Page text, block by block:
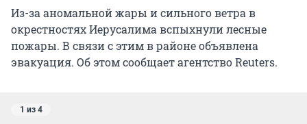
Из-за аномальной жары и сильного ветра в
окрестностях Иерусалима вспыхнули лесные
пожары. В связи с этим в районе объявлена
эвакуация. Об этом сообщает агентство Reuters.
1 из 4